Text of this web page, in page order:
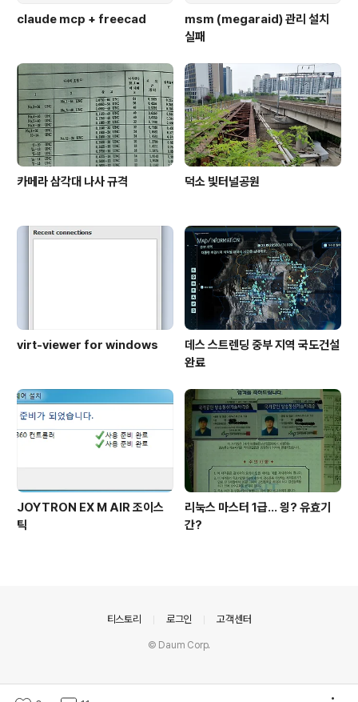
claude mcp + freecad
msm (megaraid) 관리 설치
실패
카메라 삼각대 나사 규격 덕소 빛터널공원
virt-viewer for windows
데스 스트렌딩 중부 지역 국도건설
완료
JOYTRON EX M AIR 조이스
틱
리눅스 마스터 1급... 읭? 유효기
간?
티스토리 로그인 고객센터
© Daum Corp.